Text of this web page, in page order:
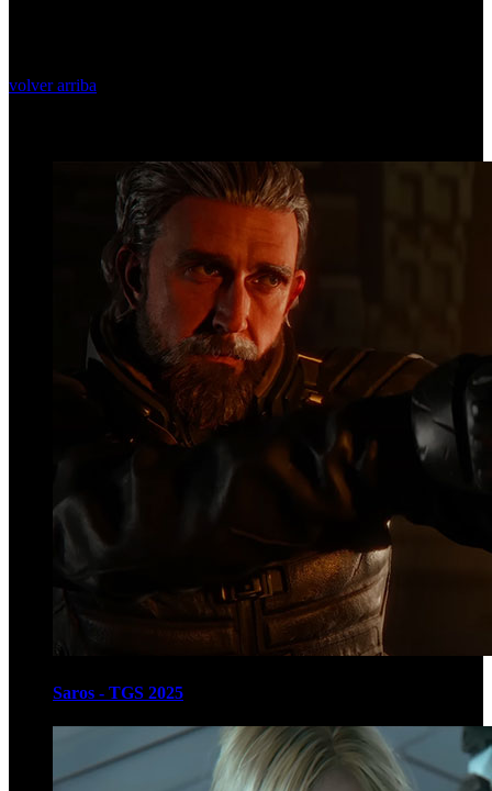
volver arriba
Saros - TGS 2025